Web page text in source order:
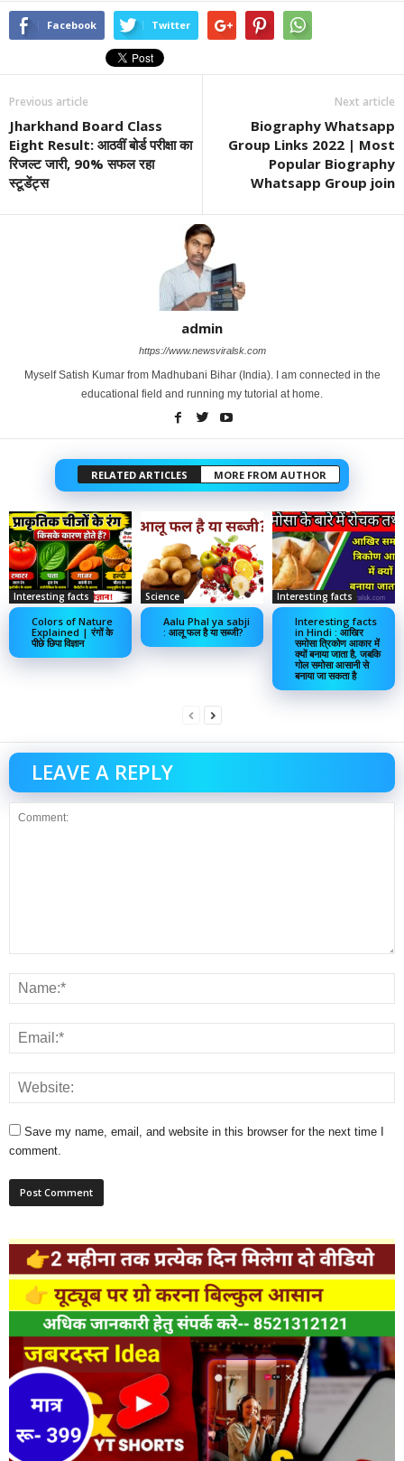
Facebook Twitter
Previous article
Jharkhand Board Class
Eight Result: आठवीं बोर्ड परीक्षा का
रिजल्ट जारी, 90% सफल रहा
स्टूडेंट्स
Next article
Biography Whatsapp
Group Links 2022 | Most
Popular Biography
Whatsapp Group join
admin
https://www.newsviralsk.com
Myself Satish Kumar from Madhubani Bihar (India). I am connected in the
educational field and running my tutorial at home.
RELATED ARTICLES MORE FROM AUTHOR
Interesting facts
Colors of Nature
Explained | रंगों के
पीछे छिपा विज्ञान
Science
Aalu Phal ya sabji
: आलू फल है या सब्जी?
Interesting facts
Interesting facts
in Hindi : आखिर
समोसा त्रिकोण आकार में
क्यों बनाया जाता है, जबकि
गोल समोसा आसानी से
बनाया जा सकता है
LEAVE A REPLY
Save my name, email, and website in this browser for the next time I
comment.